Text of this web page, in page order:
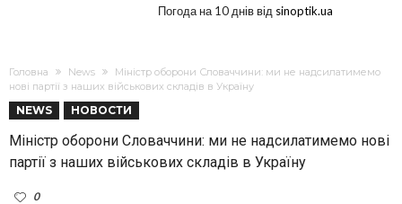
Погода на 10 днів від sinoptik.ua
Головна News
Міністр оборони Словаччини: ми не надсилатимемо
нові партії з наших військових складів в Україну
NEWS НОВОСТИ
Міністр оборони Словаччини: ми не надсилатимемо нові
партії з наших військових складів в Україну
0